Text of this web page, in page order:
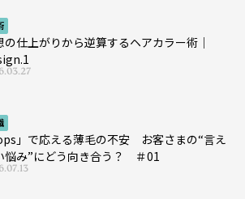
の仕上がりから逆算するヘアカラー術｜
」で応える薄毛の不安 お客さまの“言え
悩み”にどう向き合う？ ＃01